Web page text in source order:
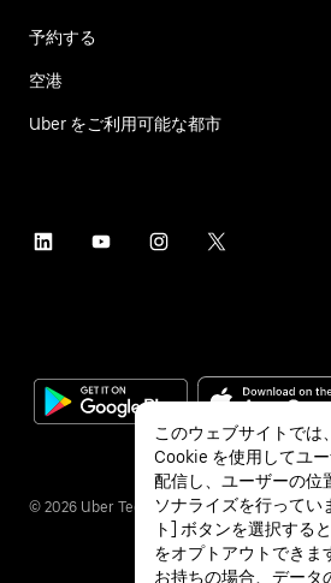
予約する
空港
Uber をご利用可能な都市
© 2026 Uber Technologies Inc.
このウェブサイトでは
Cookie を使用してユ
配信し、ユーザーの位
ソナライズを行ってい
ト] ボタンを選択する
をオプトアウトできま
お持ちの場合、データ